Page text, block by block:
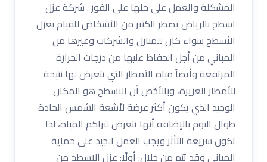
المشكلة والعمل على حلها على الفور . شركة عزل
اسطح بالرياض يضطر الكثير من الأشخاص للقيام بعزل
الأسطح سواء كان للمنازل والشركات وغيرها من
المباني من أجل الحفاظ عليها من درجات الحرارة
المرتفعة وأيضاً مياه الأمطار التي تتعرض لها نتيجة
للأمطار الغزيرة، وبالأخص أن الاسطح هو المكان
الوحيد الذي يكون أكثر عرضة لأشعة الشمس الحادة
طوال اليوم بالإضافة أنها تتعرض لتراكم المياه، لذا
تكون سريعة التأثر ويجب العمل الجيد على حماية
المباني وقد تتم من خلال: أولًا: عزل الاسطح من